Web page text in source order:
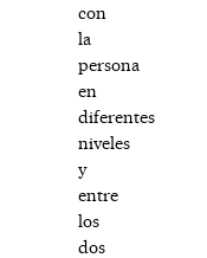
con
la
persona
en
diferentes
niveles
y
entre
los
dos